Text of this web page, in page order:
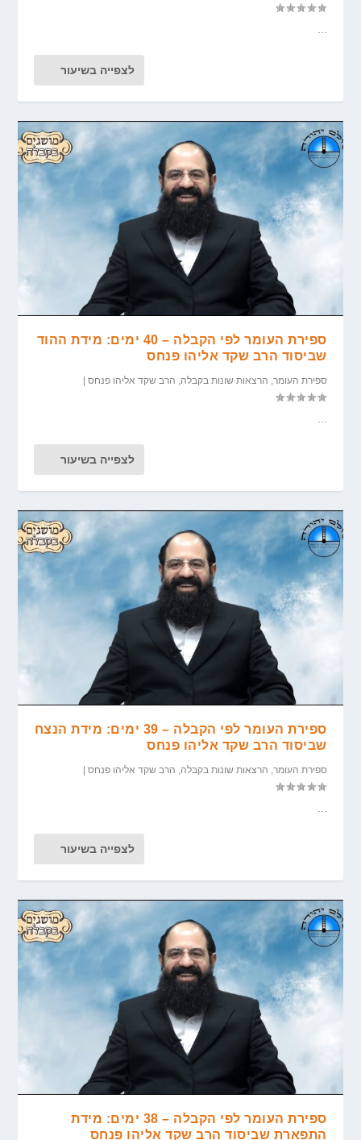
...
לצפייה בשיעור
ספירת העומר לפי הקבלה – 40 ימים: מידת ההוד
שביסוד הרב שקד אליהו פנחס
ספירת העומר, הרצאות שונות בקבלה, הרב שקד אליהו פנחס
לצפייה בשיעור
ספירת העומר לפי הקבלה – 39 ימים: מידת הנצח
שביסוד הרב שקד אליהו פנחס
ספירת העומר, הרצאות שונות בקבלה, הרב שקד אליהו פנחס
לצפייה בשיעור
ספירת העומר לפי הקבלה – 38 ימים: מידת
התפארת שביסוד הרב שקד אליהו פנחס